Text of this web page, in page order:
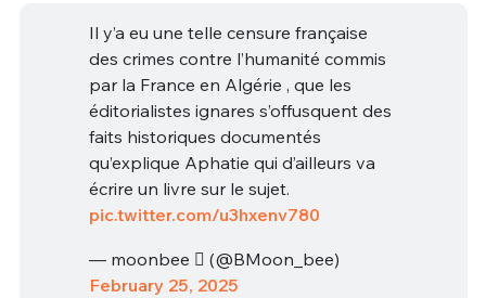
Il y’a eu une telle censure française
des crimes contre l’humanité commis
par la France en Algérie , que les
éditorialistes ignares s’offusquent des
faits historiques documentés
qu’explique Aphatie qui d’ailleurs va
écrire un livre sur le sujet.
pic.twitter.com/u3hxenv780
— moonbee  (@BMoon_bee)
February 25, 2025